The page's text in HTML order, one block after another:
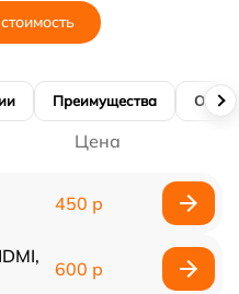
Преимущества
Цена
450 р
600 р